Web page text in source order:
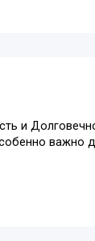
и
важно